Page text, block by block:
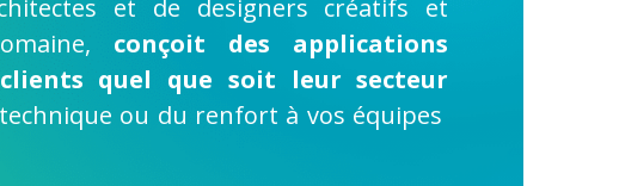
et de designers créatifs et
conçoit des applications
quel que soit leur secteur
ou du renfort à vos équipes